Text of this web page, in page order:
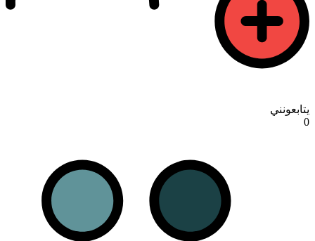
يتابعونني
0